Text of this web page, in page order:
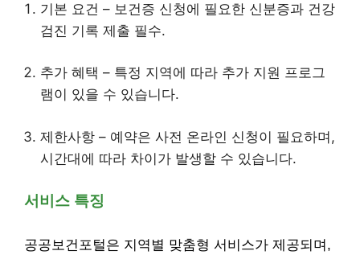
기본 요건 – 보건증 신청에 필요한 신분증과 건강
검진 기록 제출 필수.
추가 혜택 – 특정 지역에 따라 추가 지원 프로그
램이 있을 수 있습니다.
제한사항 – 예약은 사전 온라인 신청이 필요하며,
시간대에 따라 차이가 발생할 수 있습니다.
서비스 특징
공공보건포털은 지역별 맞춤형 서비스가 제공되며,